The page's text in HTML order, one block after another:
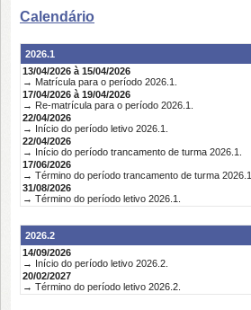
Calendário
2026.1
13/04/2026 à 15/04/2026
→ Matrícula para o período 2026.1.
17/04/2026 à 19/04/2026
→ Re-matrícula para o período 2026.1.
22/04/2026
→ Início do período letivo 2026.1.
22/04/2026
→ Início do período trancamento de turma 2026.1.
17/06/2026
→ Término do período trancamento de turma 2026.1.
31/08/2026
→ Término do período letivo 2026.1.
2026.2
14/09/2026
→ Início do período letivo 2026.2.
20/02/2027
→ Término do período letivo 2026.2.